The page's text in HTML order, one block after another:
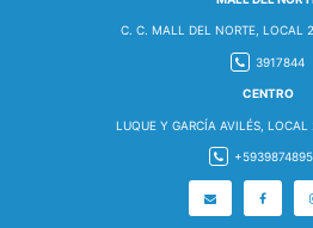
C. C. MALL DEL NORTE, LOCAL
3917844
CENTRO
LUQUE Y GARCÍA AVILÉS, LOCAL